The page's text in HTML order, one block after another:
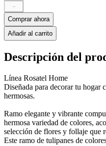
－
Comprar ahora
Añadir al carrito
Descripción del
Línea Rosatel Home
Diseñada para decorar tu hogar
hermosas.
Ramo elegante y vibrante
hermosa variedad de colores,
selección de flores y follaje que
Este ramo de tulipanes de